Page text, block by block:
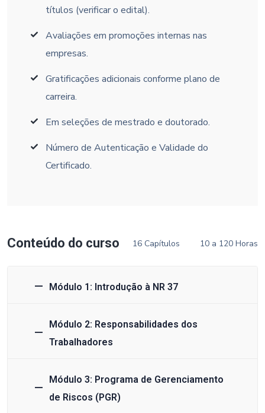
títulos (verificar o edital).
Avaliações em promoções internas nas
empresas.
Gratificações adicionais conforme plano de
carreira.
Em seleções de mestrado e doutorado.
Número de Autenticação e Validade do
Certificado.
Conteúdo do curso 16 Capítulos 10 a 120 Horas
Módulo 1: Introdução à NR 37
Módulo 2: Responsabilidades dos
Trabalhadores
Módulo 3: Programa de Gerenciamento
de Riscos (PGR)